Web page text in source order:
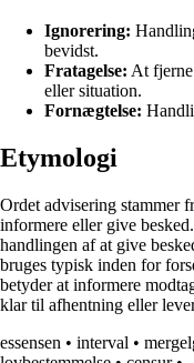
Ignorering:
bevidst.
Fratagelse: At
eller situation.
Fornægtelse:
Etymologi
Ordet advisering stammer
informere eller give
handlingen af at give
bruges typisk inden for
betyder at informere
klar til afhentning eller
essensen • interval •